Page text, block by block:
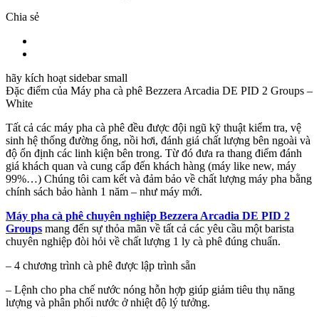
Chia sẻ
hãy kích hoạt sidebar small
Đặc điểm của Máy pha cà phê Bezzera Arcadia DE PID 2 Groups –
White
Tất cả các máy pha cà phê đều được đội ngũ kỹ thuật kiểm tra, vệ
sinh hệ thống đường ống, nồi hơi, đánh giá chất lượng bên ngoài và
độ ổn định các linh kiện bên trong. Từ đó đưa ra thang điểm đánh
giá khách quan và cung cấp đến khách hàng (máy like new, máy
99%…) Chúng tôi cam kết và đảm bảo về chất lượng máy pha bằng
chính sách bảo hành 1 năm – như máy mới.
Máy pha cà phê chuyên nghiệp Bezzera Arcadia DE PID 2
Groups mang đến sự thỏa mãn về tất cả các yêu cầu một barista
chuyên nghiệp đòi hỏi về chất lượng 1 ly cà phê đúng chuẩn.
– 4 chương trình cà phê được lập trình sẵn
– Lệnh cho pha chế nước nóng hỗn hợp giúp giảm tiêu thụ năng
lượng và phân phối nước ở nhiệt độ lý tưởng.